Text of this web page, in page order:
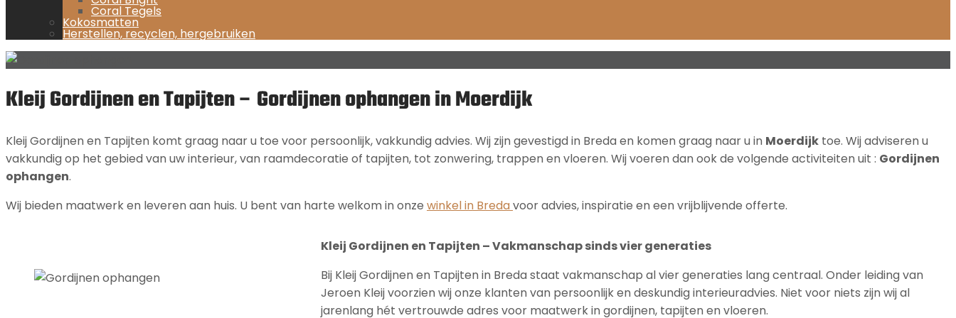
Coral Tegels
Kokosmatten
Herstellen, recyclen, hergebruiken
Kleij Gordijnen en Tapijten – Gordijnen ophangen in Moerdijk
Kleij Gordijnen en Tapijten komt graag naar u toe voor persoonlijk, vakkundig advies. Wij zijn gevestigd in Breda en komen graag naar u in Moerdijk toe. Wij adviseren u
vakkundig op het gebied van uw interieur, van raamdecoratie of tapijten, tot zonwering, trappen en vloeren. Wij voeren dan ook de volgende activiteiten uit : Gordijnen
ophangen.
Wij bieden maatwerk en leveren aan huis. U bent van harte welkom in onze winkel in Bredavoor advies, inspiratie en een vrijblijvende offerte.
Kleij Gordijnen en Tapijten – Vakmanschap sinds vier generaties
Bij Kleij Gordijnen en Tapijten in Breda staat vakmanschap al vier generaties lang centraal. Onder leiding van
Jeroen Kleij voorzien wij onze klanten van persoonlijk en deskundig interieuradvies. Niet voor niets zijn wij al
jarenlang hét vertrouwde adres voor maatwerk in gordijnen, tapijten en vloeren.